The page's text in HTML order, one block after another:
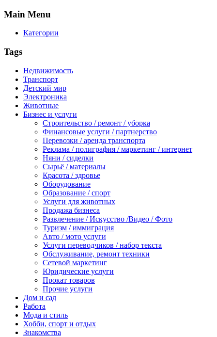
Main Menu
Категории
Tags
Недвижимость
Транспорт
Детский мир
Электроника
Животные
Бизнес и услуги
Строительство / ремонт / уборка
Финансовые услуги / партнерство
Перевозки / аренда транспорта
Реклама / полиграфия / маркетинг / интернет
Няни / сиделки
Сырьё / материалы
Красота / здровье
Оборудование
Образование / спорт
Услуги для животных
Продажа бизнеса
Развлечение / Искусство /Видео / Фото
Туризм / иммиграция
Авто / мото услуги
Услуги переводчиков / набор текста
Обслуживание, ремонт техники
Сетевой маркетинг
Юридические услуги
Прокат товаров
Прочие услуги
Дом и сад
Работа
Мода и стиль
Хобби, спорт и отдых
Знакомства